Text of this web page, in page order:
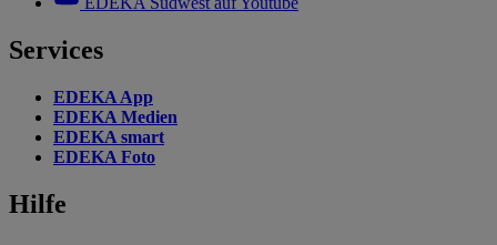
Services
EDEKA App
EDEKA Medien
EDEKA smart
EDEKA Foto
Hilfe